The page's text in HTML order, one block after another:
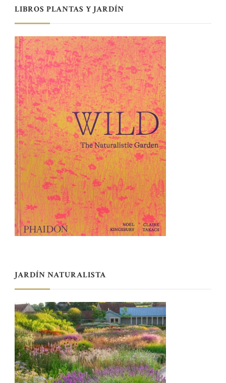
LIBROS PLANTAS Y JARDÍN
JARDÍN NATURALISTA